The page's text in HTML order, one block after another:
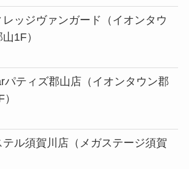
レッジヴァンガード（イオンタウ
1F）
パティズ郡山店（イオンタウン郡
テル須賀川店（メガステージ須賀